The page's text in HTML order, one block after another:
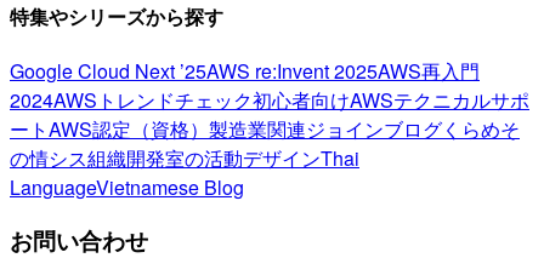
特集やシリーズから探す
Google Cloud Next ’25AWS re:Invent 2025AWS再入門
2024AWSトレンドチェック初心者向けAWSテクニカルサポ
ートAWS認定（資格） 製造業関連ジョインブログくらめそ
の情シス組織開発室の活動デザインThai
LanguageVietnamese Blog
お問い合わせ